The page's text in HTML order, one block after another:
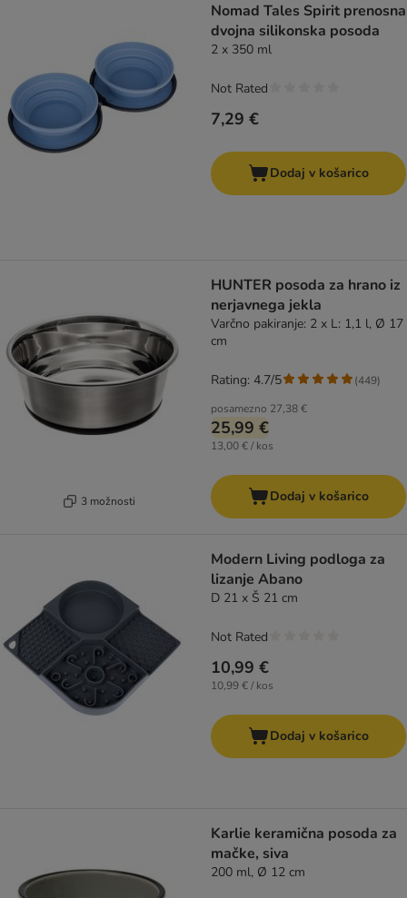
Nomad Tales Spirit prenosna
dvojna silikonska posoda
2 x 350 ml
7,29 €
Not Rated
Dodaj v košarico
3 možnosti
HUNTER posoda za hrano iz
nerjavnega jekla
Varčno pakiranje: 2 x L: 1,1 l, Ø 17
cm
posamezno 27,38 €
25,99 €
13,00 € / kos
Rating: 4.7/5 (449)
Dodaj v košarico
Modern Living podloga za
lizanje Abano
D 21 x Š 21 cm
10,99 €
10,99 € / kos
Not Rated
Dodaj v košarico
Karlie keramična posoda za
mačke, siva
200 ml, Ø 12 cm